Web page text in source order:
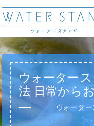
製品一覧
メリット
ショールーム
ウォーター
法 日常から
ウォータ